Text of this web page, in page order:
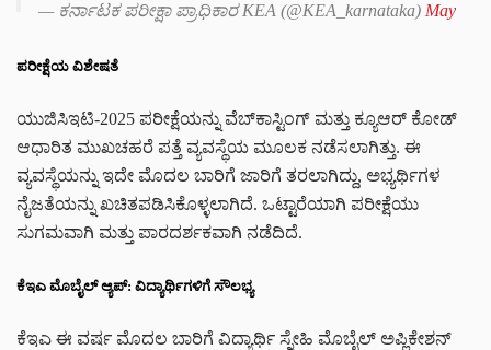
— ಕರ್ನಾಟಕ ಪರೀಕ್ಷಾ ಪ್ರಾಧಿಕಾರ KEA (@KEA_karnataka) May
ಪರೀಕ್ಷೆಯ ವಿಶೇಷತೆ
ಯುಜಿಸಿಇಟಿ-2025 ಪರೀಕ್ಷೆಯನ್ನು ವೆಬ್‌ಕಾಸ್ಟಿಂಗ್ ಮತ್ತು ಕ್ಯೂಆರ್ ಕೋಡ್‌
ಆಧಾರಿತ ಮುಖಚಹರೆ ಪತ್ತೆ ವ್ಯವಸ್ಥೆಯ ಮೂಲಕ ನಡೆಸಲಾಗಿತ್ತು. ಈ
ವ್ಯವಸ್ಥೆಯನ್ನು ಇದೇ ಮೊದಲ ಬಾರಿಗೆ ಜಾರಿಗೆ ತರಲಾಗಿದ್ದು, ಅಭ್ಯರ್ಥಿಗಳ
ನೈಜತೆಯನ್ನು ಖಚಿತಪಡಿಸಿಕೊಳ್ಳಲಾಗಿದೆ. ಒಟ್ಟಾರೆಯಾಗಿ ಪರೀಕ್ಷೆಯು
ಸುಗಮವಾಗಿ ಮತ್ತು ಪಾರದರ್ಶಕವಾಗಿ ನಡೆದಿದೆ.
ಕೆಇಎ ಮೊಬೈಲ್ ಆ್ಯಪ್: ವಿದ್ಯಾರ್ಥಿಗಳಿಗೆ ಸೌಲಭ್ಯ
ಕೆಇಎ ಈ ವರ್ಷ ಮೊದಲ ಬಾರಿಗೆ ವಿದ್ಯಾರ್ಥಿ ಸ್ನೇಹಿ ಮೊಬೈಲ್ ಅಪ್ಲಿಕೇಶನ್‌